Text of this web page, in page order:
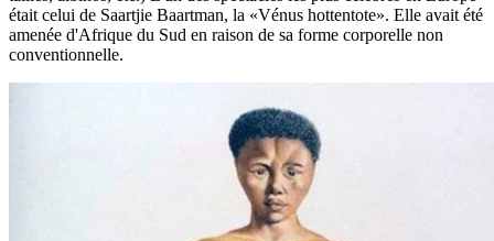
était celui de Saartjie Baartman, la «Vénus hottentote». Elle avait été
amenée d'Afrique du Sud en raison de sa forme corporelle non
conventionnelle.